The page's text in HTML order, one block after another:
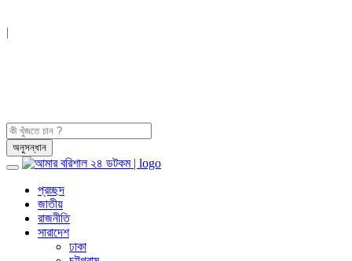
|
প্রচ্ছদ
জাতীয়
রাজনীতি
সারাদেশ
ঢাকা